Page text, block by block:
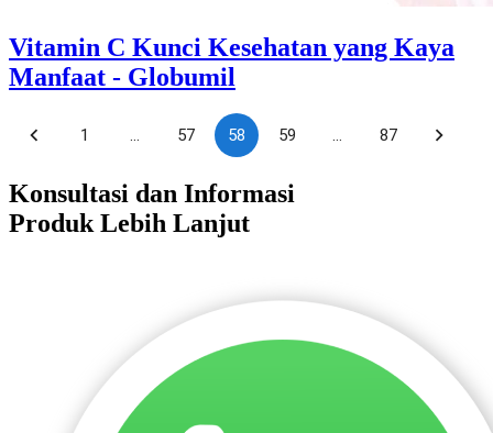
Vitamin C Kunci Kesehatan yang Kaya
Manfaat - Globumil
1 … 57 58 59 … 87
Konsultasi dan Informasi
Produk Lebih Lanjut